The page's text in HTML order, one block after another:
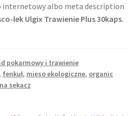
internetowy albo meta description
lek Ulgix Trawienie Plus 30kaps.
pokarmowy i trawienie
, fenkuł, mięso ekologiczne, organic
sękacz